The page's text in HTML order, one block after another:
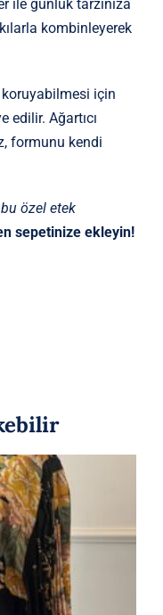
ile günlük tarzınıza
kombinleyerek
için
edilir. Ağartıcı
formunu kendi
bu özel etek
sepetinize ekleyin!